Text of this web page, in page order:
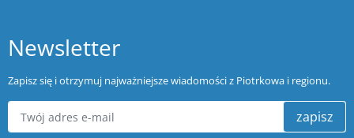
Newsletter
Zapisz się i otrzymuj najważniejsze wiadomości z Piotrkowa i regionu.
zapisz